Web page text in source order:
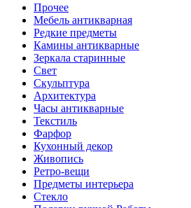
Прочее
Мебель антикварная
Редкие предметы
Камины антикварные
Зеркала старинные
Свет
Скульптура
Архитектура
Часы антикварные
Текстиль
Фарфор
Кухонный декор
Живопись
Ретро-вещи
Предметы интерьера
Стекло